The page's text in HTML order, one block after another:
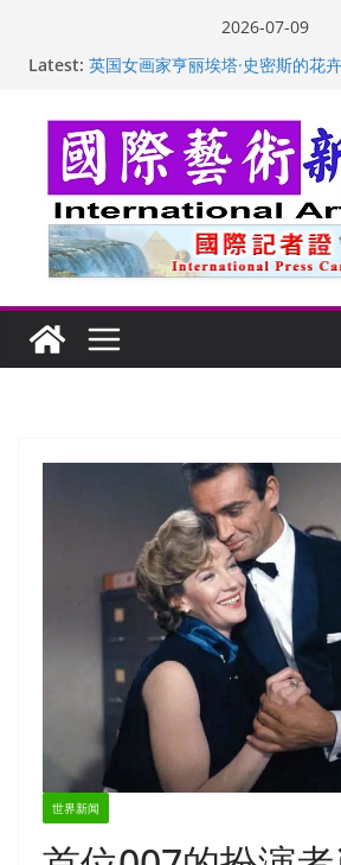
2026-07-09
Latest: “梵心”归处：一场展览 连着攀枝花
美国人
玛丽安娜·卡拉切娃的绘画：幽默
苏方 ：“字”得其乐
世界新闻